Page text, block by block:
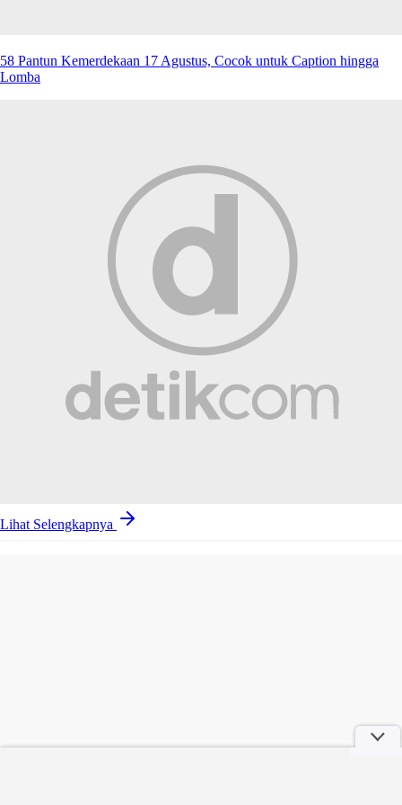
58 Pantun Kemerdekaan 17 Agustus, Cocok untuk Caption hingga
Lomba
Lihat Selengkapnya